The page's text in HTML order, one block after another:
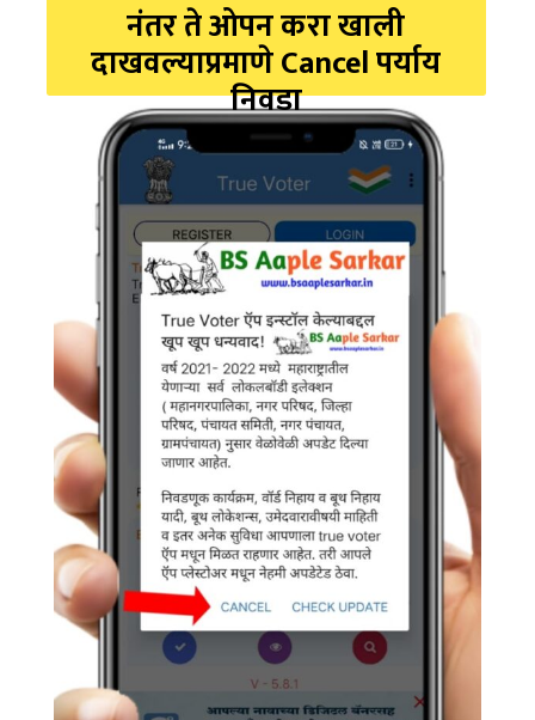
नंतर ते ओपन करा खाली
दाखवल्याप्रमाणे Cancel पर्याय
निवडा